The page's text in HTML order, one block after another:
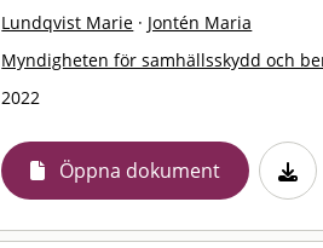
Lundqvist Marie · Jontén Maria
Myndigheten för samhällsskydd och
2022
Öppna dokument